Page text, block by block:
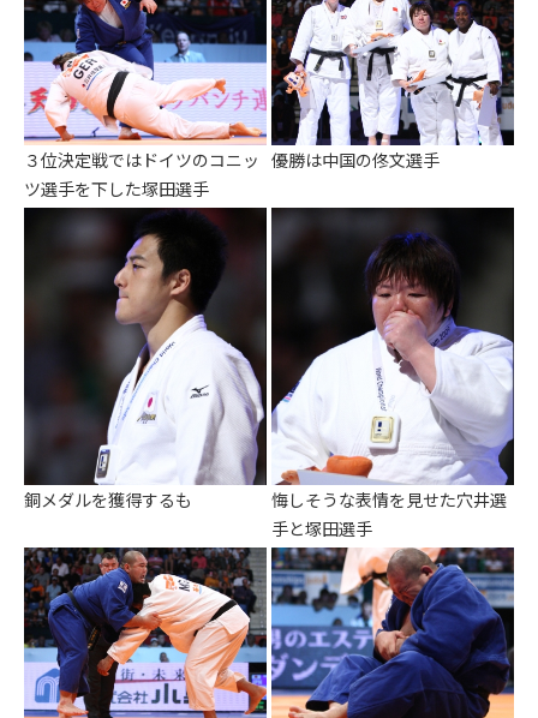
３位決定戦ではドイツのコニッ
ツ選手を下した塚田選手
優勝は中国の佟文選手
銅メダルを獲得するも
悔しそうな表情を見せた穴井選
手と塚田選手